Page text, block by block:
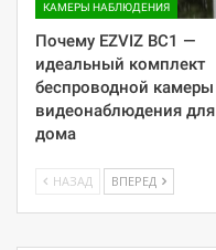
КАМЕРЫ НАБЛЮДЕНИЯ
Почему EZVIZ BC1 —
идеальный комплект
беспроводной камеры
видеонаблюдения для
дома
НАЗАД ВПЕРЕД